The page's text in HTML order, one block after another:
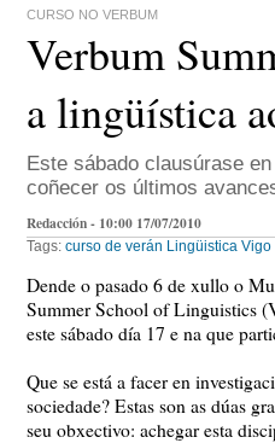
CURSO NO VERBUM
Verbum
a lingüística
Este sábado clausúrase
coñecer os últimos
Redacción - 10:00 17/07/2010
Tags: curso de verán Lingüistica Vigo
Dende o pasado 6 de xullo o
Summer School of Linguistics
este sábado día 17 e na que
Que se está a facer en
sociedade? Estas son as dúas
seu obxectivo: achegar esta